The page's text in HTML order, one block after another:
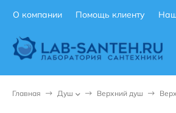
О компании Помощь клиенту
Главная Душ Верхний душ